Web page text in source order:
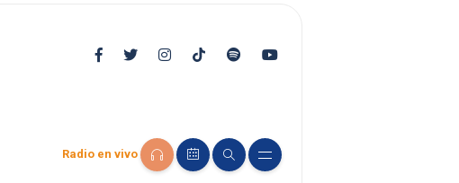
Radio en vivo